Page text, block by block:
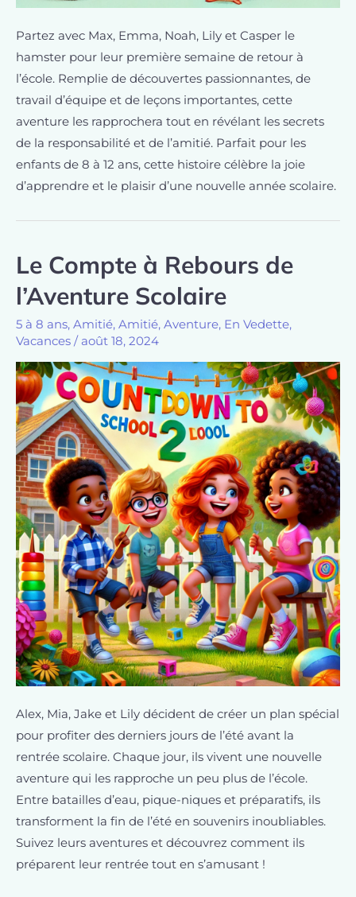
Partez avec Max, Emma, Noah, Lily et Casper le
hamster pour leur première semaine de retour à
l’école. Remplie de découvertes passionnantes, de
travail d’équipe et de leçons importantes, cette
aventure les rapprochera tout en révélant les secrets
de la responsabilité et de l’amitié. Parfait pour les
enfants de 8 à 12 ans, cette histoire célèbre la joie
d’apprendre et le plaisir d’une nouvelle année scolaire.
Le Compte à Rebours de
l’Aventure Scolaire
5 à 8 ans, Amitié, Amitié, Aventure, En Vedette,
Vacances / août 18, 2024
Alex, Mia, Jake et Lily décident de créer un plan spécial
pour profiter des derniers jours de l’été avant la
rentrée scolaire. Chaque jour, ils vivent une nouvelle
aventure qui les rapproche un peu plus de l’école.
Entre batailles d’eau, pique-niques et préparatifs, ils
transforment la fin de l’été en souvenirs inoubliables.
Suivez leurs aventures et découvrez comment ils
préparent leur rentrée tout en s’amusant !